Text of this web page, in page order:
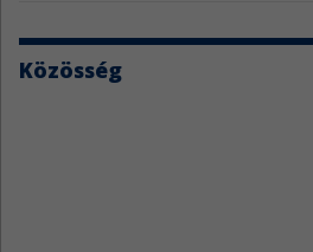
Közösség